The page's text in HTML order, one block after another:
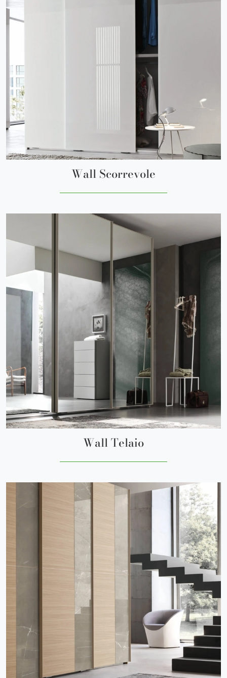
Wall Scorrevole
Wall Telaio